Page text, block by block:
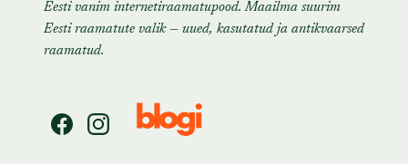
Eesti vanim internetiraamatupood. Maailma suurim
Eesti raamatute valik — uued, kasutatud ja antikvaarsed
raamatud.